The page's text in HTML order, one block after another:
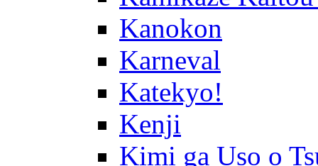
Kanokon
Karneval
Katekyo!
Kenji
Kimi ga Uso o